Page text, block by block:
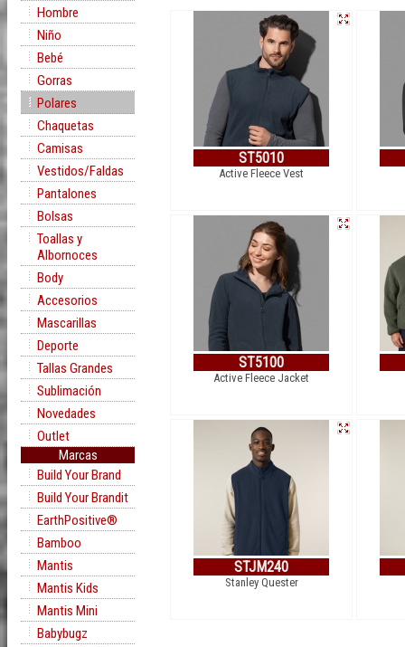
Hombre
Niño
Bebé
Gorras
Polares
Chaquetas
Camisas
Vestidos/Faldas
Pantalones
Bolsas
Toallas y
Albornoces
Body
Accesorios
Mascarillas
Deporte
Tallas Grandes
Sublimación
Novedades
Outlet
Marcas
Build Your Brand
Build Your Brandit
EarthPositive®
Bamboo
Mantis
Mantis Kids
Mantis Mini
Babybugz
ST5010
Active Fleece Vest
ST5100
Active Fleece Jacket
STJM240
Stanley Quester